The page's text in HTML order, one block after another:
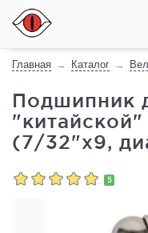
Главная Каталог
Подшипник
"китайской"
(7/32"x9,
5